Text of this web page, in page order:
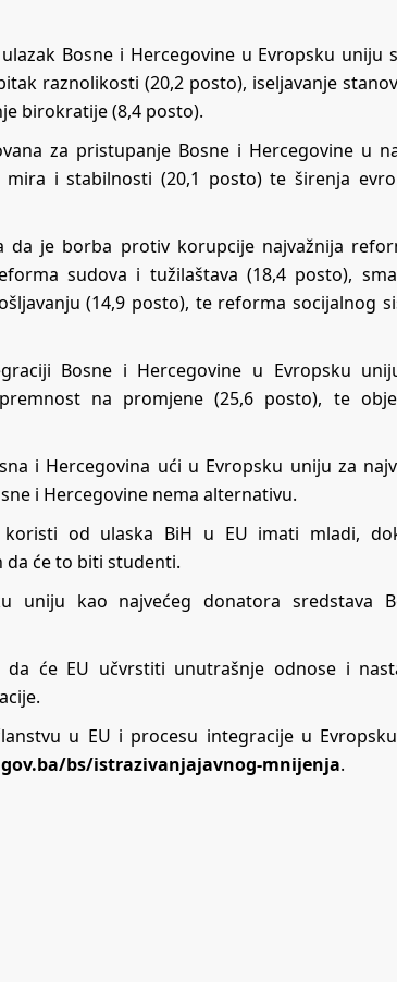
Bosne i Hercegovine u Evropsku uniju
raznolikosti (20,2 posto), iseljavanje
birokratije (8,4 posto).
za pristupanje Bosne i Hercegovine u
i stabilnosti (20,1 posto) te širenja
je borba protiv korupcije najvažnija
sudova i tužilaštava (18,4 posto),
(14,9 posto), te reforma socijalnog
Bosne i Hercegovine u Evropsku
na promjene (25,6 posto), te
i Hercegovina ući u Evropsku uniju za
i Hercegovine nema alternativu.
od ulaska BiH u EU imati mladi,
da će to biti studenti.
uniju kao najvećeg donatora sredstava
će EU učvrstiti unutrašnje odnose i
u EU i procesu integracije u
bs/istrazivanjajavnog-mnijenja.